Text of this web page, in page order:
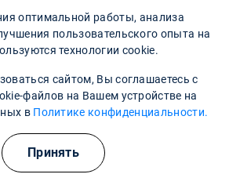
клиника:опытные врачи, хорошие
анонимности
Свяжитесь с нами
оптимальной работы, анализа
пользовательского опыта на
технологии cookie.
сайтом, Вы соглашаетесь с
файлов на Вашем устройстве на
в Политике конфиденциальности.
Принять